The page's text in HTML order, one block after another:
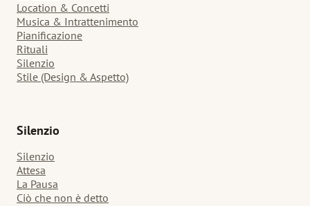
Location & Concetti
Musica & Intrattenimento
Pianificazione
Rituali
Silenzio
Stile (Design & Aspetto)
Silenzio
Silenzio
Attesa
La Pausa
Ciò che non è detto